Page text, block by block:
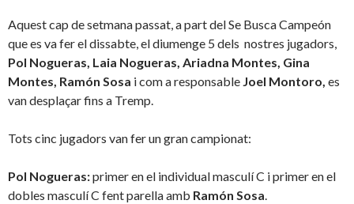
Aquest cap de setmana passat, a part del Se Busca Campeón
que es va fer el dissabte, el diumenge 5 dels nostres jugadors,
Pol Nogueras, Laia Nogueras, Ariadna Montes, Gina
Montes, Ramón Sosa i com a responsable Joel Montoro, es
van desplaçar fins a Tremp.
Tots cinc jugadors van fer un gran campionat:
Pol Nogueras:primer en el individual masculí C i primer en el
dobles masculí C fent parella amb Ramón Sosa.